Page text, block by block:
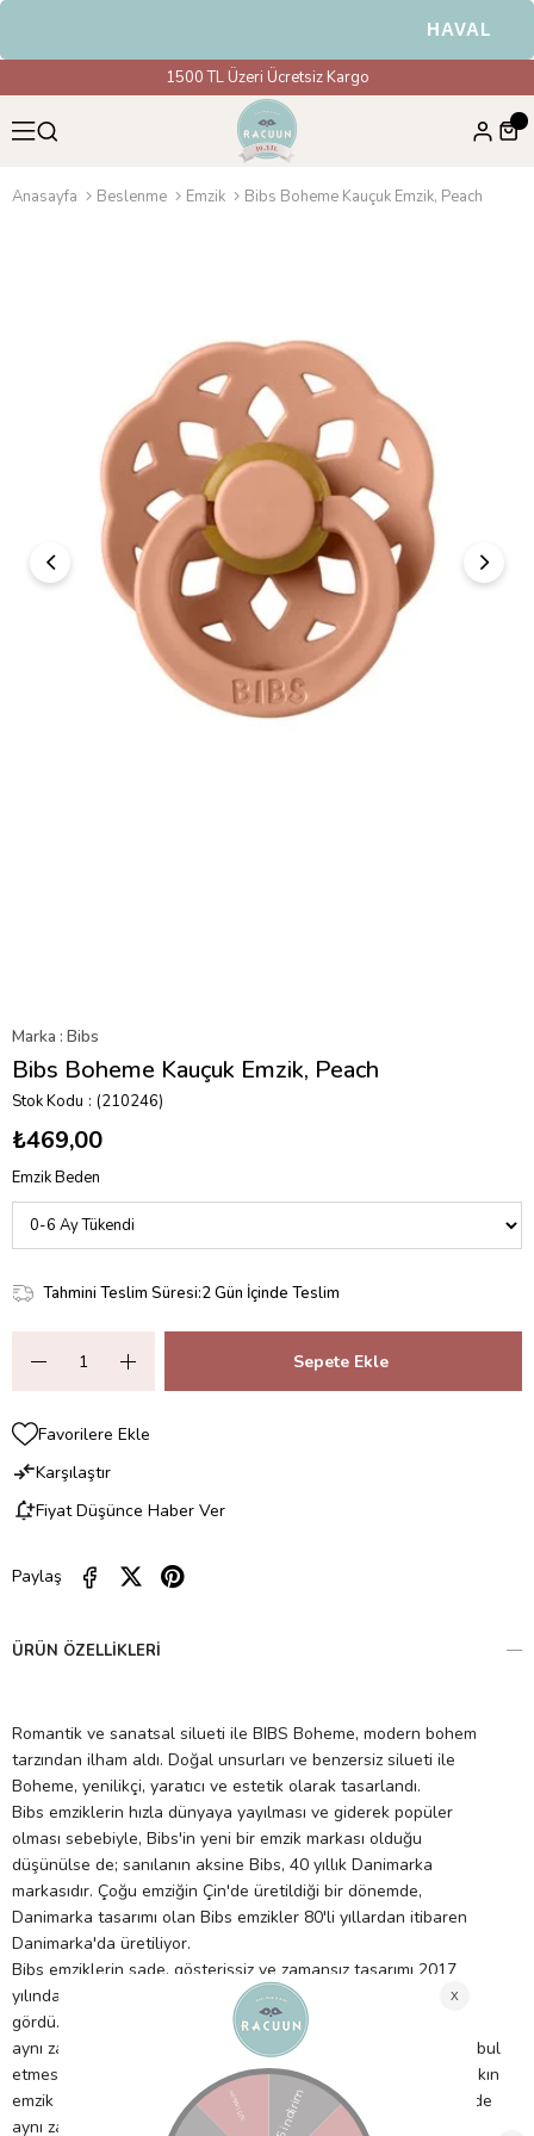
HAVALE &
1500 TL Üzeri Ücretsiz Kargo
Anasayfa Beslenme Emzik Bibs Boheme Kauçuk Emzik, Peach
Marka : Bibs
Bibs Boheme Kauçuk Emzik, Peach
Stok Kodu (210246)
₺469,00
Emzik Beden
Tahmini Teslim Süresi:2 Gün İçinde Teslim
Favorilere Ekle
Karşılaştır
Fiyat Düşünce Haber Ver
Paylaş
ÜRÜN ÖZELLIKLERI
Romantik ve sanatsal silueti ile BIBS Boheme, modern bohem
tarzından ilham aldı. Doğal unsurları ve benzersiz silueti ile
Boheme, yenilikçi, yaratıcı ve estetik olarak tasarlandı.
Bibs emziklerin hızla dünyaya yayılması ve giderek popüler
olması sebebiyle, Bibs'in yeni bir emzik markası olduğu
düşünülse de; sanılanın aksine Bibs, 40 yıllık Danimarka
markasıdır. Çoğu emziğin Çin'de üretildiği bir dönemde,
Danimarka tasarımı olan Bibs emzikler 80'li yıllardan itibaren
Danimarka'da üretiliyor.
Bibs emziklerin sade, gösterişsiz ve zamansız tasarımı 2017
yılında renklerle birleştiğinde dünya tarafından da büyük ilgi
gördü. 40 yıldır %100 doğal kauçuktan üretilen Bibs emzikler,
aynı zamanda emzik almayan birçok bebeğin Bibs emzikleri kabul
etmesi sebebiyle de çok tercih ediliyor. Anne memesine en yakın
emzik ucuna sahip olan Bibs emzikler, özel hava akışı sayesinde
aynı zamanda en yumuşak uçlu emzik olarak da biliniyor. Özel